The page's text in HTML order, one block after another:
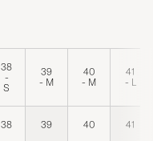
38
-
S
39
- M
40
- M
41
- L
38 39 40 41